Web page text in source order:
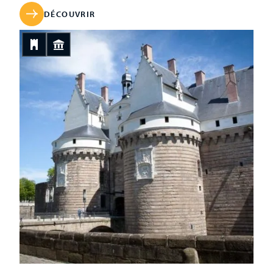
sous François Ier, mais également superviseur des travaux
de Chambord. […]
DÉCOUVRIR